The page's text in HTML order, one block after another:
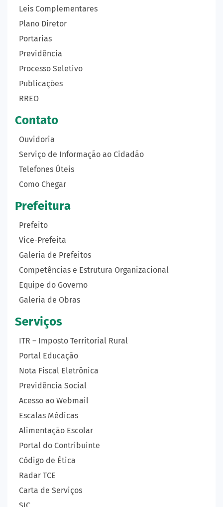
Leis Complementares
Plano Diretor
Portarias
Previdência
Processo Seletivo
Publicações
RREO
Contato
Ouvidoria
Serviço de Informação ao Cidadão
Telefones Úteis
Como Chegar
Prefeitura
Prefeito
Vice-Prefeita
Galeria de Prefeitos
Competências e Estrutura Organizacional
Equipe do Governo
Galeria de Obras
Serviços
ITR – Imposto Territorial Rural
Portal Educação
Nota Fiscal Eletrônica
Previdência Social
Acesso ao Webmail
Escalas Médicas
Alimentação Escolar
Portal do Contribuinte
Código de Ética
Radar TCE
Carta de Serviços